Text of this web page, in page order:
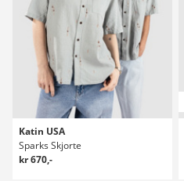
Katin USA
Sparks Skjorte
kr 670,-